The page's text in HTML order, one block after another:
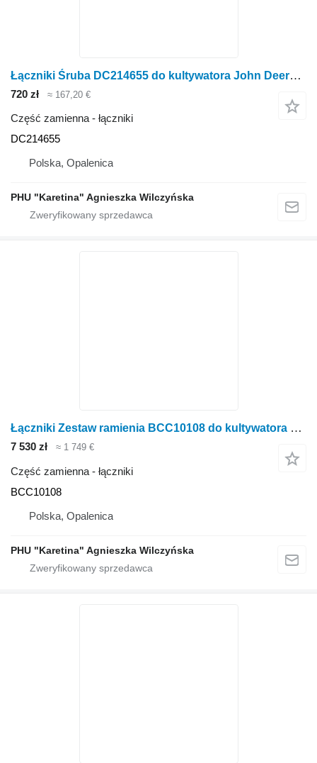
Łączniki Śruba DC214655 do kultywatora John Deere 960
720 zł ≈ 167,20 €
Część zamienna - łączniki
DC214655
Polska, Opalenica
PHU "Karetina" Agnieszka Wilczyńska
Łączniki Zestaw ramienia BCC10108 do kultywatora John Deere 960
7 530 zł ≈ 1 749 €
Część zamienna - łączniki
BCC10108
Polska, Opalenica
PHU "Karetina" Agnieszka Wilczyńska